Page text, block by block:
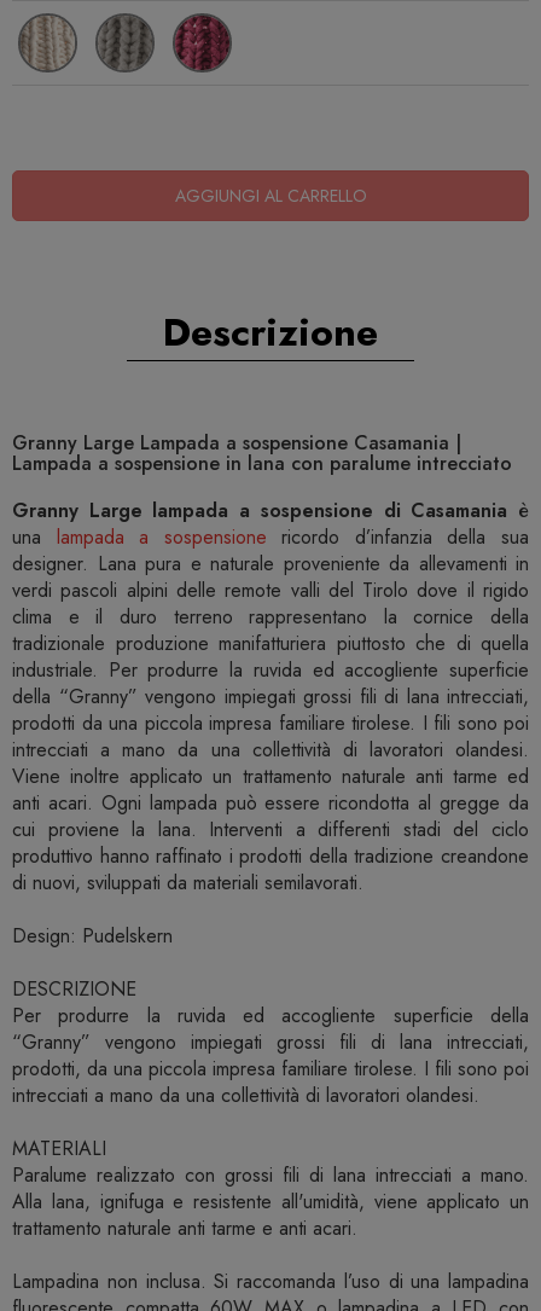
AGGIUNGI AL CARRELLO
Descrizione
Granny Large Lampada a sospensione Casamania |
Lampada a sospensione in lana con paralume intrecciato
Granny Large lampada a sospensione di Casamania è
una lampada a sospensione ricordo d’infanzia della sua
designer. Lana pura e naturale proveniente da allevamenti in
verdi pascoli alpini delle remote valli del Tirolo dove il rigido
clima e il duro terreno rappresentano la cornice della
tradizionale produzione manifatturiera piuttosto che di quella
industriale. Per produrre la ruvida ed accogliente superficie
della “Granny” vengono impiegati grossi fili di lana intrecciati,
prodotti da una piccola impresa familiare tirolese. I fili sono poi
intrecciati a mano da una collettività di lavoratori olandesi.
Viene inoltre applicato un trattamento naturale anti tarme ed
anti acari. Ogni lampada può essere ricondotta al gregge da
cui proviene la lana.‎ Interventi a differenti stadi del ciclo
produttivo hanno raffinato i prodotti della tradizione creandone
di nuovi, sviluppati da materiali semilavorati.
Design: Pudelskern
DESCRIZIONE
Per produrre la ruvida ed accogliente superficie della
“Granny” vengono impiegati grossi fili di lana intrecciati,
prodotti, da una piccola impresa familiare tirolese.‎ I fili sono poi
intrecciati a mano da una collettività di lavoratori olandesi.
MATERIALI
Paralume realizzato con grossi fili di lana intrecciati a mano.
Alla lana, ignifuga e resistente all'umidità, viene applicato un
trattamento naturale anti tarme e anti acari.
Lampadina non inclusa. Si raccomanda l’uso di una lampadina